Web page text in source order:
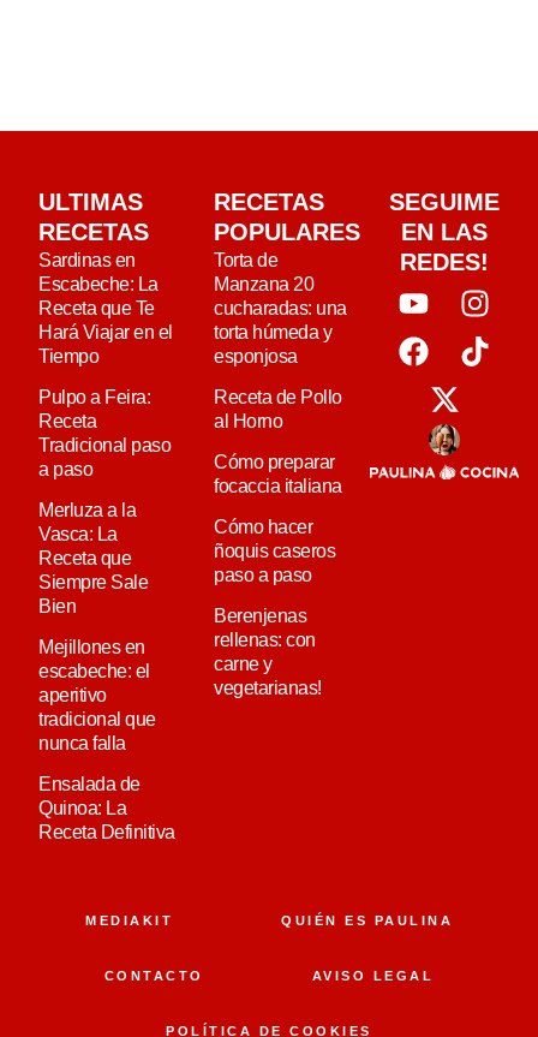
ULTIMAS
RECETAS
Sardinas en
Escabeche: La
Receta que Te
Hará Viajar en el
Tiempo
Pulpo a Feira:
Receta
Tradicional paso
a paso
Merluza a la
Vasca: La
Receta que
Siempre Sale
Bien
Mejillones en
escabeche: el
aperitivo
tradicional que
nunca falla
Ensalada de
Quinoa: La
Receta Definitiva
RECETAS
POPULARES
Torta de
Manzana 20
cucharadas: una
torta húmeda y
esponjosa
Receta de Pollo
al Horno
Cómo preparar
focaccia italiana
Cómo hacer
ñoquis caseros
paso a paso
Berenjenas
rellenas: con
carne y
vegetarianas!
SEGUIME
EN LAS
REDES!
MEDIAKIT QUIÉN ES PAULINA
CONTACTO AVISO LEGAL
POLÍTICA DE COOKIES